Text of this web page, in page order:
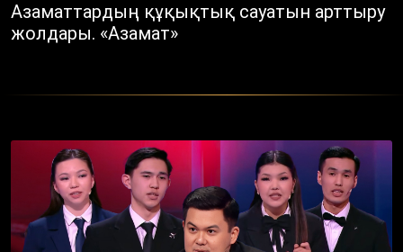
Азаматтардың құқықтық сауатын арттыру
жолдары. «Азамат»